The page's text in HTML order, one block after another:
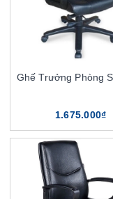
Ghế Trưởng Phòng
1.675.000₫